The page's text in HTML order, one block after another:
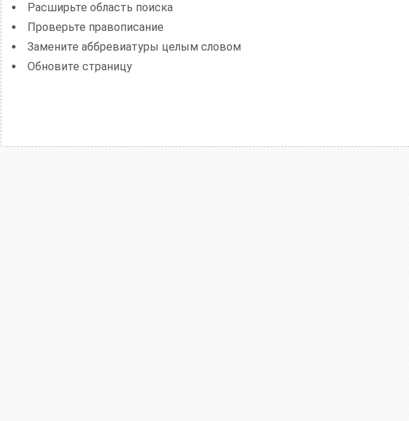
Расширьте область поиска
Проверьте правописание
Замените аббревиатуры целым словом
Обновите страницу